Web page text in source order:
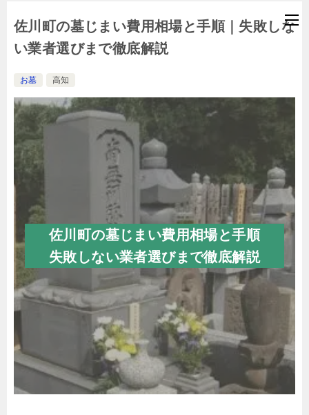
佐川町の墓じまい費用相場と手順｜失敗しな
い業者選びまで徹底解説
お墓 高知
佐川町の墓じまい費用相場と手順
失敗しない業者選びまで徹底解説